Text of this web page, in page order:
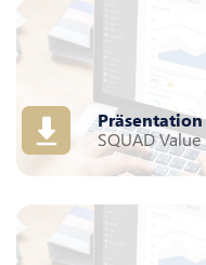
Präsentation
SQUAD Value